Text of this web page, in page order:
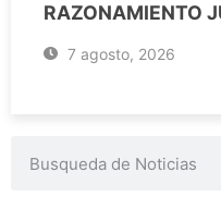
RAZONAMIENTO
7 agosto, 2026